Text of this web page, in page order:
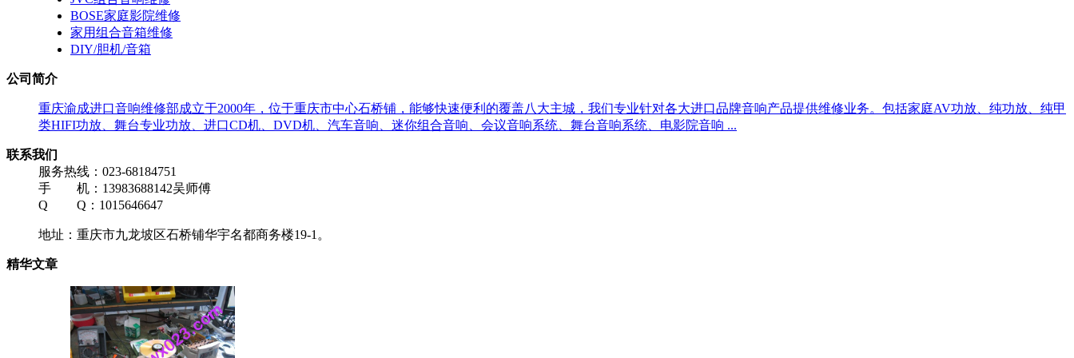
BOSE家庭影院维修
家用组合音箱维修
DIY/胆机/音箱
公司简介
重庆渝成进口音响维修部成立于2000年，位于重庆市中心石桥铺，能够快速便利的覆盖八大主城，我们专业针对各大进口品牌音响产品提供维修业务。包括家庭AV功放、纯功放、纯甲
类HIFI功放、舞台专业功放、进口CD机、DVD机、汽车音响、迷你组合音响、会议音响系统、舞台音响系统、电影院音响 ...
联系我们
服务热线：023-68184751
手 机：13983688142吴师傅
Q Q：1015646647
地址：重庆市九龙坡区石桥铺华宇名都商务楼19-1。
精华文章